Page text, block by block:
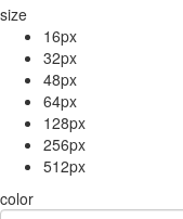
size
16px
32px
48px
64px
128px
256px
512px
color